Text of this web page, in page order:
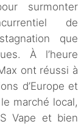
surmonter
de
que
À l’heure
ont réussi à
d’Europe et
marché local,
Vape et bien